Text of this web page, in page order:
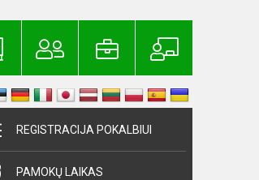
REGISTRACIJA POKALBIUI
PAMOKŲ LAIKAS